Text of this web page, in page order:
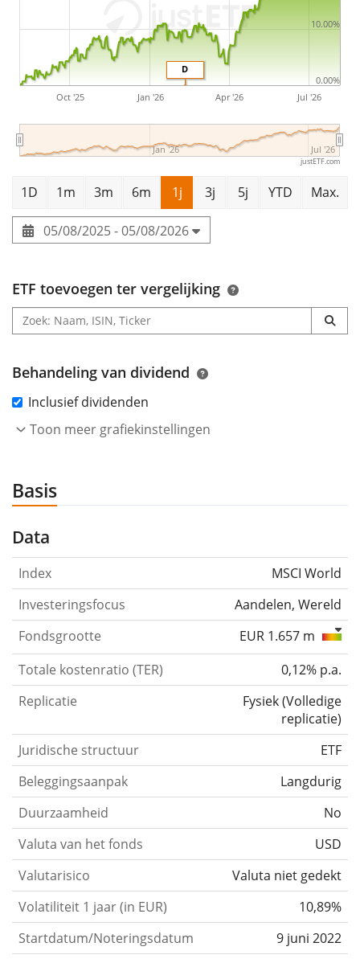
D
Oct '25 Jan '26 Apr '26 Jul '26
Jan '26 Jul '26
0.00%
10.00%
justETF.com
1D 1m 3m 6m 1j 3j 5j YTD Max.
05/08/2025 - 05/08/2026
ETF toevoegen ter vergelijking
Behandeling van dividend
Inclusief dividenden
Toon meer grafiekinstellingen
Basis
Data
Index
MSCI World
Investeringsfocus
Aandelen, Wereld
Fondsgrootte
EUR 1.657 m
Totale kostenratio (TER)
0,12% p.a.
Replicatie
Fysiek(Volledige
replicatie)
Juridische structuur
ETF
Beleggingsaanpak
Langdurig
Duurzaamheid
No
Valuta van het fonds
USD
Valutarisico
Valuta niet gedekt
Volatiliteit 1 jaar (in EUR)
10,89%
Startdatum/Noteringsdatum
9 juni 2022